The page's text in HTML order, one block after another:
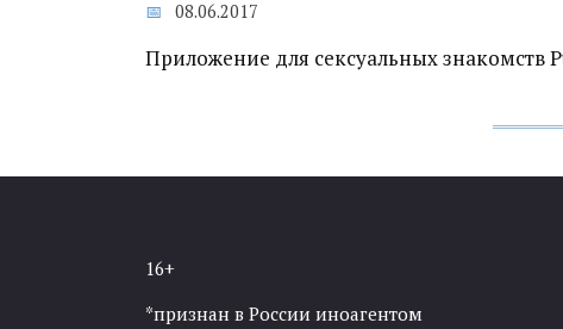
08.06.2017
Приложение для сексуальных знакомств
16+
*признан в России иноагентом